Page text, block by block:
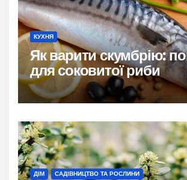
КУХНЯ
Як варити скумбрію:
для соковитої риби
ДІМ САДІВНИЦТВО ТА РОСЛИНИ